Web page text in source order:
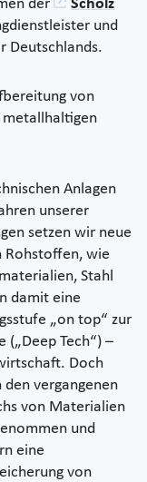
der
Scholz
und
Deutschlands.
von
metallhaltigen
Anlagen
unserer
setzen wir neue
Rohstoffen, wie
Stahl
damit eine
„on top“ zur
Tech“) –
Doch
vergangenen
von Materialien
und
eine
von